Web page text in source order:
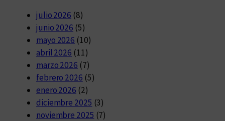
julio 2026 (8)
junio 2026 (5)
mayo 2026 (10)
abril 2026 (11)
marzo 2026 (7)
febrero 2026 (5)
enero 2026 (2)
diciembre 2025 (3)
noviembre 2025 (7)